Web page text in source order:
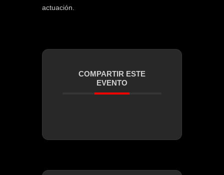
actuación.
COMPARTIR ESTE
EVENTO